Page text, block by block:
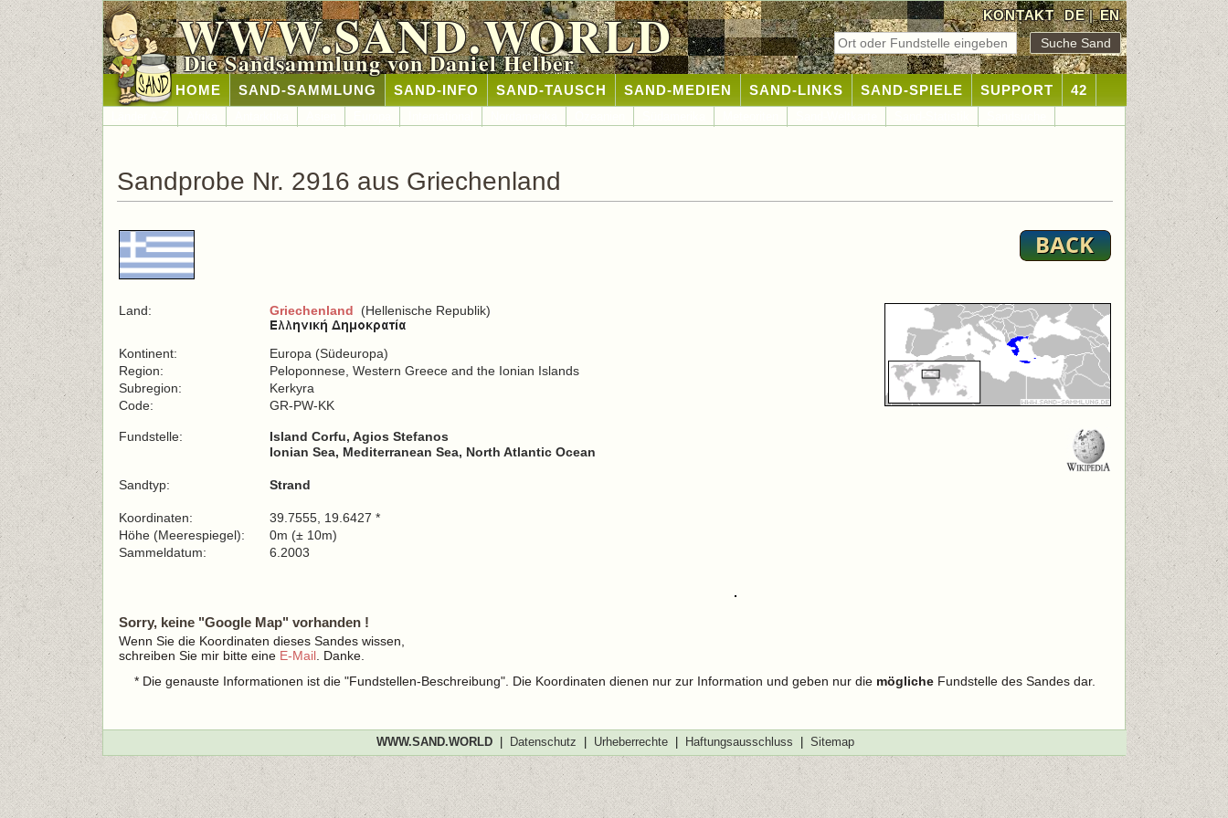
KONTAKT DE|EN
WWW.SAND.WORLD
Die Sandsammlung von Daniel Helber
HOME SAND-SAMMLUNG SAND-INFO SAND-TAUSCH SAND-MEDIEN SAND-LINKS SAND-SPIELE SUPPORT 42
Sandprobe Nr. 2916 aus Griechenland
Land: Griechenland (Hellenische Republik)
Kontinent:
Europa (Südeuropa)
Region:
Peloponnese, Western Greece and the Ionian Islands
Subregion:
Kerkyra
Code:
GR-PW-KK
Fundstelle:
Island Corfu, Agios Stefanos
Ionian Sea, Mediterranean Sea, North Atlantic Ocean
Sandtyp: Strand
Koordinaten:
39.7555, 19.6427 *
Höhe (Meerespiegel):
0m (± 10m)
Sammeldatum:
6.2003
Sorry, keine "Google Map" vorhanden !
Wenn Sie die Koordinaten dieses Sandes wissen,
schreiben Sie mir bitte eine E-Mail . Danke.
* Die genauste Informationen ist die "Fundstellen-Beschreibung". Die Koordinaten dienen nur zur Information und geben nur die mögliche Fundstelle des Sandes dar.
WWW.SAND.WORLD| Datenschutz Urheberrechte| Haftungsausschluss Sitemap